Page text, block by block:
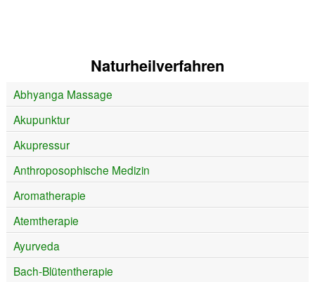
Naturheilverfahren
Abhyanga Massage
Akupunktur
Akupressur
Anthroposophische Medizin
Aromatherapie
Atemtherapie
Ayurveda
Bach-Blütentherapie